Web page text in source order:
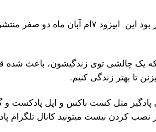
و من آرش کاویانی هستم. قرار بود این اپیزود ۷ام
یک چالشی توی زندگیشون، باعث شده
تا بهتر زندگی کنیم.
های پادگیر مثل کست باکس و اپل
نصب کردن نیست میتونید کانال تلگرام